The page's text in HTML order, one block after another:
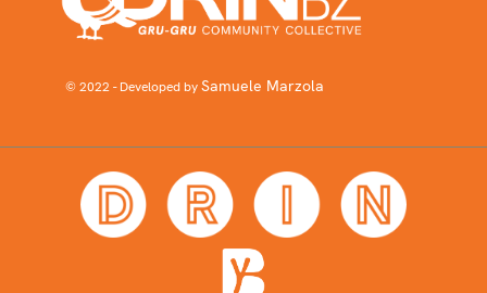
© 2022 - Developed bySamuele Marzola